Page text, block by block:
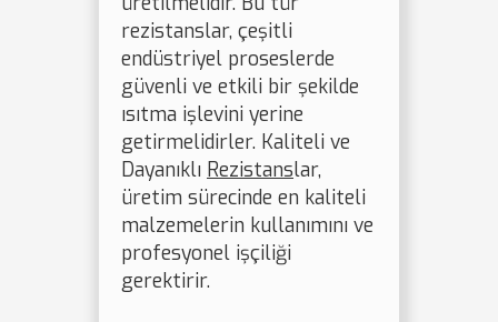
rezistanslar, çeşitli
endüstriyel proseslerde
güvenli ve etkili bir şekilde
ısıtma işlevini yerine
getirmelidirler. Kaliteli ve
Dayanıklı Rezistanslar,
üretim sürecinde en kaliteli
malzemelerin kullanımını ve
profesyonel işçiliği
gerektirir.